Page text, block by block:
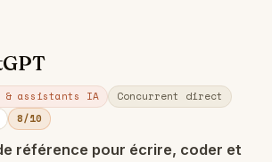
& assistants IA
Concurrent direct
8/10
référence pour écrire, coder et